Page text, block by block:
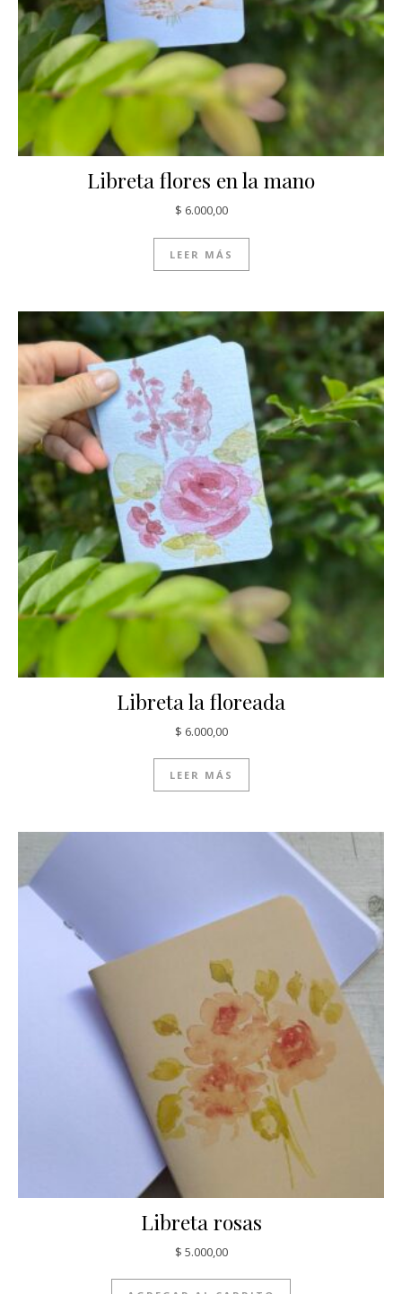
Libreta flores en la mano
$ 6.000,00
LEER MÁS
Libreta la floreada
$ 6.000,00
LEER MÁS
Libreta rosas
$ 5.000,00